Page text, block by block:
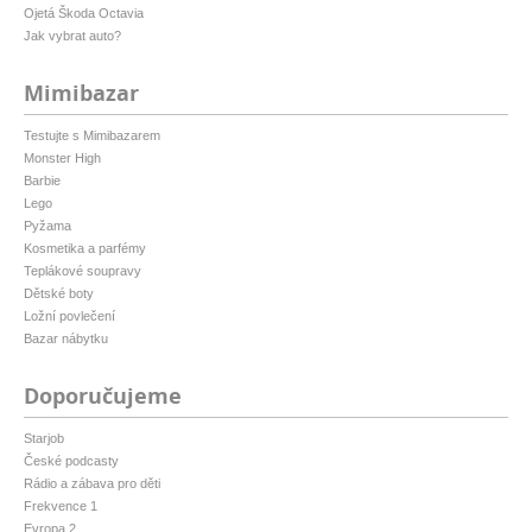
Ojetá Škoda Octavia
Jak vybrat auto?
Mimibazar
Testujte s Mimibazarem
Monster High
Barbie
Lego
Pyžama
Kosmetika a parfémy
Teplákové soupravy
Dětské boty
Ložní povlečení
Bazar nábytku
Doporučujeme
Starjob
České podcasty
Rádio a zábava pro děti
Frekvence 1
Evropa 2